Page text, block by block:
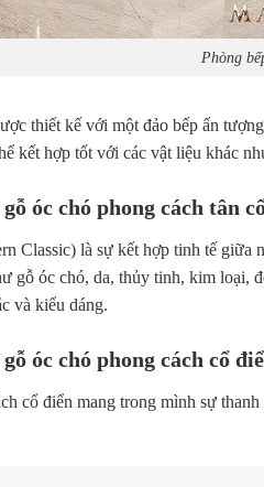
Phòng
thiết kế với một đảo bếp ấn
kết hợp tốt với các vật liệu khác
óc chó phong cách tân
Classic) là sự kết hợp tinh tế giữa
gỗ óc chó, da, thủy tinh, kim loại,
và kiểu dáng.
óc chó phong cách cổ
cổ điển mang trong mình sự